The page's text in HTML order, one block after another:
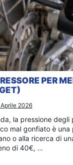
PER
2026
la pressione
mal gonfiato è
o alla ricerca di
di 40€, …